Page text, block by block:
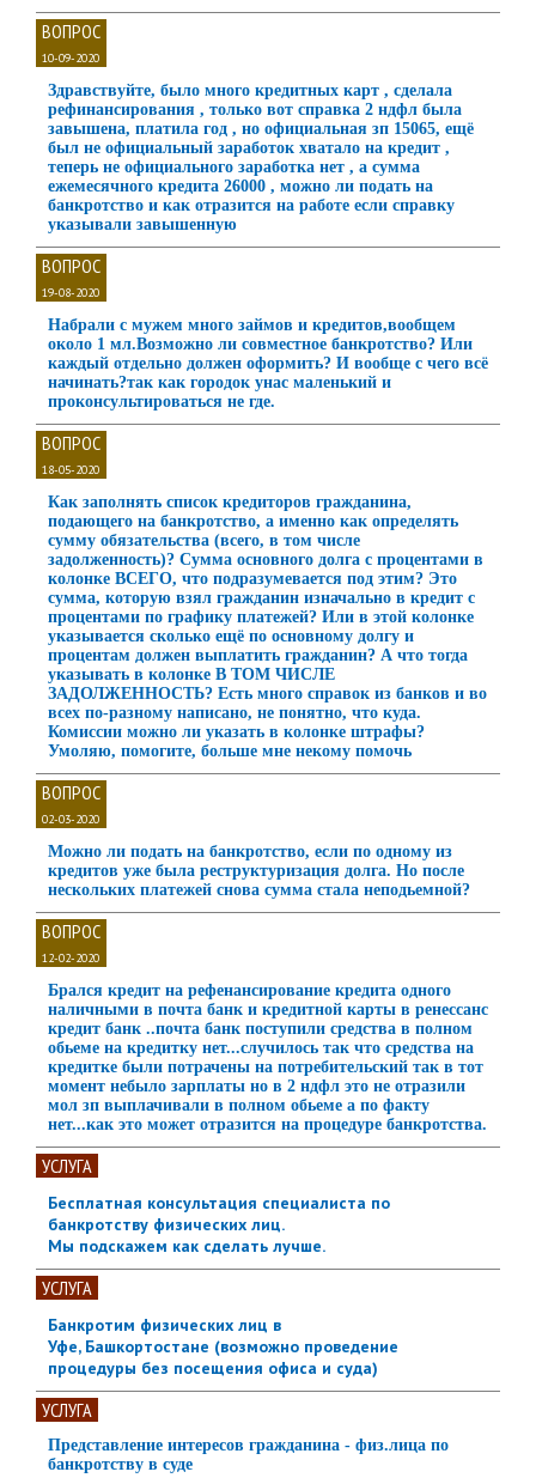
ВОПРОС
10-09-2020
Здравствуйте, было много кредитных карт , сделала
рефинансирования , только вот справка 2 ндфл была
завышена, платила год , но официальная зп 15065, ещё
был не официальный заработок хватало на кредит ,
теперь не официального заработка нет , а сумма
ежемесячного кредита 26000 , можно ли подать на
банкротство и как отразится на работе если справку
указывали завышенную
ВОПРОС
19-08-2020
Набрали с мужем много займов и кредитов,вообщем
около 1 мл.Возможно ли совместное банкротство? Или
каждый отдельно должен оформить? И вообще с чего всё
начинать?так как городок унас маленький и
проконсультироваться не где.
ВОПРОС
18-05-2020
Как заполнять список кредиторов гражданина,
подающего на банкротство, а именно как определять
сумму обязательства (всего, в том числе
задолженность)? Сумма основного долга с процентами в
колонке ВСЕГО, что подразумевается под этим? Это
сумма, которую взял гражданин изначально в кредит с
процентами по графику платежей? Или в этой колонке
указывается сколько ещё по основному долгу и
процентам должен выплатить гражданин? А что тогда
указывать в колонке В ТОМ ЧИСЛЕ
ЗАДОЛЖЕННОСТЬ? Есть много справок из банков и во
всех по-разному написано, не понятно, что куда.
Комиссии можно ли указать в колонке штрафы?
Умоляю, помогите, больше мне некому помочь
ВОПРОС
02-03-2020
Можно ли подать на банкротство, если по одному из
кредитов уже была реструктуризация долга. Но после
нескольких платежей снова сумма стала неподьемной?
ВОПРОС
12-02-2020
Брался кредит на рефенансирование кредита одного
наличными в почта банк и кредитной карты в ренессанс
кредит банк ..почта банк поступили средства в полном
обьеме на кредитку нет...случилось так что средства на
кредитке были потрачены на потребительский так в тот
момент небыло зарплаты но в 2 ндфл это не отразили
мол зп выплачивали в полном обьеме а по факту
нет...как это может отразится на процедуре банкротства.
УСЛУГА
Бесплатная консультация специалиста по
банкротству физических лиц.
Мы подскажем как сделать лучше.
УСЛУГА
Банкротим физических лиц в
Уфе, Башкортостане (возможно проведение
процедуры без посещения офиса и суда)
УСЛУГА
Представление интересов гражданина - физ.лица по
банкротству в суде